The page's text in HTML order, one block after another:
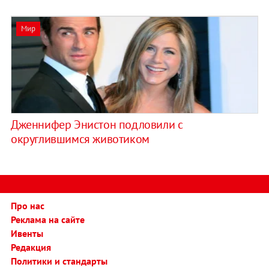
Мир
Дженнифер Энистон подловили с
округлившимся животиком
Про нас
Реклама на сайте
Ивенты
Редакция
Политики и стандарты